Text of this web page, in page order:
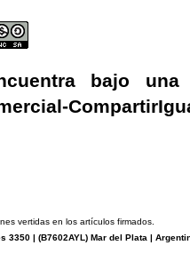
bajo
vertidas en los artículos firmados.
3350 | (B7602AYL) Mar del Plata |